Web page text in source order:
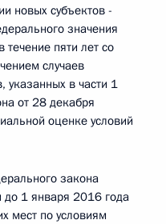
новых субъектов -
значения
течение пяти лет со
случаев
указанных в части 1
от 28 декабря
оценке условий
закона
до 1 января 2016 года
мест по условиям